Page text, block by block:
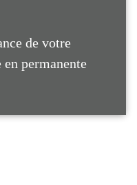
de votre
permanente